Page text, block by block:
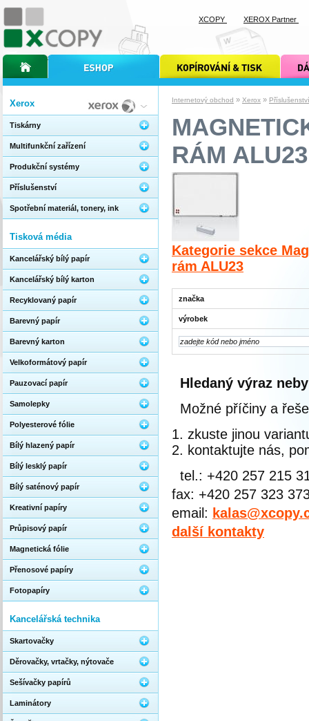
Internetový obchod » Xerox » Příslušenství
RÁM ALU23
Kategorie sekce
rám ALU23
značka
výrobek
Hledaný výraz
Možné příčiny a
zkuste jinou
kontaktujte nás,
tel.: +420 257 215
fax: +420 257 323
email:
další kontakty
Xerox
Tiskárny
Multifunkční zařízení
Produkční systémy
Příslušenství
Spotřební materiál, tonery, ink
Tisková média
Kancelářský bílý papír
Kancelářský bílý karton
Recyklovaný papír
Barevný papír
Barevný karton
Velkoformátový papír
Pauzovací papír
Samolepky
Polyesterové fólie
Bílý hlazený papír
Bílý lesklý papír
Bílý saténový papír
Kreativní papíry
Průpisový papír
Magnetická fólie
Přenosové papíry
Fotopapíry
Kancelářská technika
Skartovačky
Děrovačky, vrtačky, nýtovače
Sešívačky papírů
Laminátory
úvodní stránka xcopyinternetový obchod xcopy kopírování a tisk xcopy dárkové
XCOPY XEROX Partner